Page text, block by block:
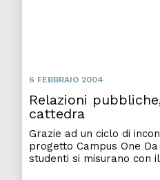
6 FEBBRAIO 2004
Relazioni
cattedra
Grazie ad un ciclo di
progetto Campus One
studenti si misurano con